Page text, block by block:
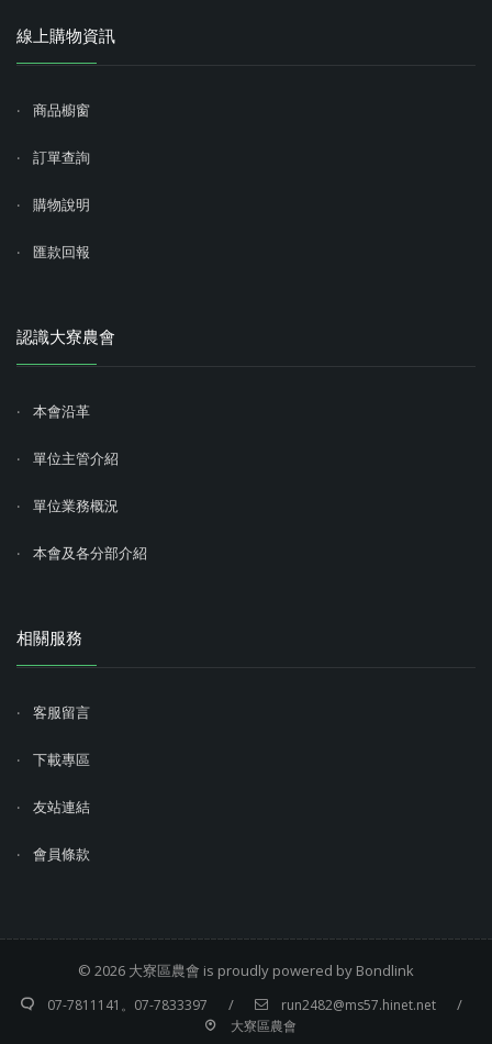
線上購物資訊
商品櫥窗
訂單查詢
購物說明
匯款回報
認識大寮農會
本會沿革
單位主管介紹
單位業務概況
本會及各分部介紹
相關服務
客服留言
下載專區
友站連結
會員條款
© 2026 大寮區農會 is proudly powered by Bondlink
07-7811141。07-7833397 / run2482@ms57.hinet.net /
大寮區農會